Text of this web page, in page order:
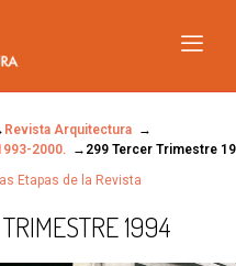
Revista Arquitectura
2000.
299 Tercer Trimestre
Etapas de la Revista
1994